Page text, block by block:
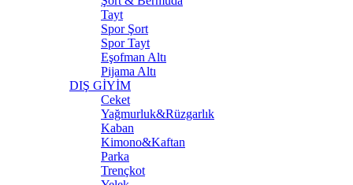
Tayt
Spor Şort
Spor Tayt
Eşofman Altı
Pijama Altı
DIŞ GİYİM
Ceket
Yağmurluk&Rüzgarlık
Kaban
Kimono&Kaftan
Parka
Trençkot